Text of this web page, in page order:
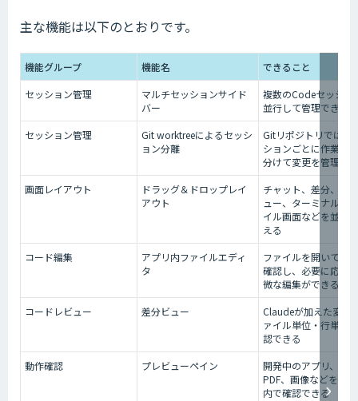
主な機能は以下のとおりです。
機能グループ 機能名
できること
セッション管理
マルチセッションサイド
バー
複数のCodeセッショ
並行して管理できる
セッション管理
Git worktreeによるセッシ
ョン分離
Gitリポジトリでは、
ションごとに作業領
分けて変更を管理で
画面レイアウト
ドラッグ＆ドロップレイ
アウト
チャット、差分、プ
ュー、ターミナル、
イル画面などを並べ
える
コード編集
アプリ内ファイルエディ
タ
ファイルを開いて内
確認し、必要に応じ
微な編集ができる
コードレビュー
差分ビュー
Claudeが加えた変更
ァイル単位・行単位
認できる
動作確認
プレビューペイン
開発中のアプリ、
PDF、画像などをア
内で確認できる